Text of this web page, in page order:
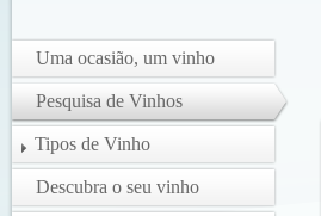
Uma ocasião, um vinho
Pesquisa de Vinhos
Tipos de Vinho
Descubra o seu vinho